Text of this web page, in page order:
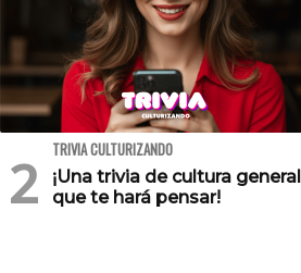
TRIVIA CULTURIZANDO
¡Una trivia de cultura general
que te hará pensar!